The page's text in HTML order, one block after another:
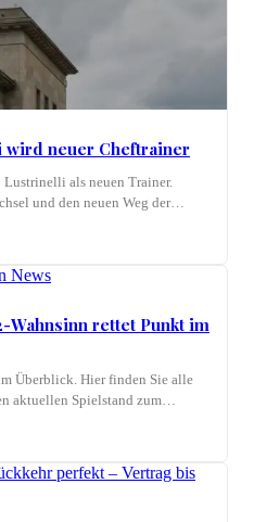
neuer Cheftrainer
als neuen Trainer.
und den neuen Weg der…
Wahnsinn rettet Punkt im
Überblick. Hier finden Sie alle
aktuellen Spielstand zum…